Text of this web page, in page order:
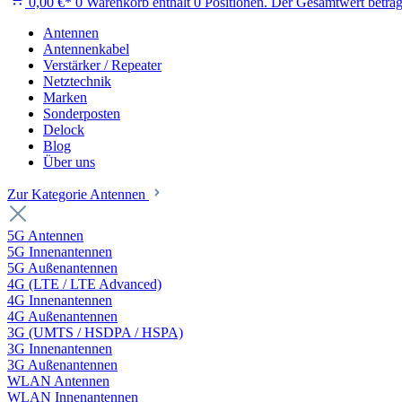
Antennen
Antennenkabel
Verstärker / Repeater
Netztechnik
Marken
Sonderposten
Delock
Blog
Über uns
Zur Kategorie Antennen
5G Antennen
5G Innenantennen
5G Außenantennen
4G (LTE / LTE Advanced)
4G Innenantennen
4G Außenantennen
3G (UMTS / HSDPA / HSPA)
3G Innenantennen
3G Außenantennen
WLAN Antennen
WLAN Innenantennen